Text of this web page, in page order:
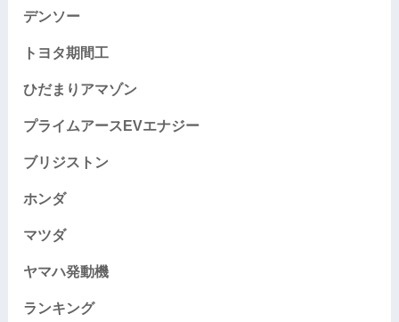
デンソー
トヨタ期間工
ひだまりアマゾン
プライムアースEVエナジー
ブリジストン
ホンダ
マツダ
ヤマハ発動機
ランキング